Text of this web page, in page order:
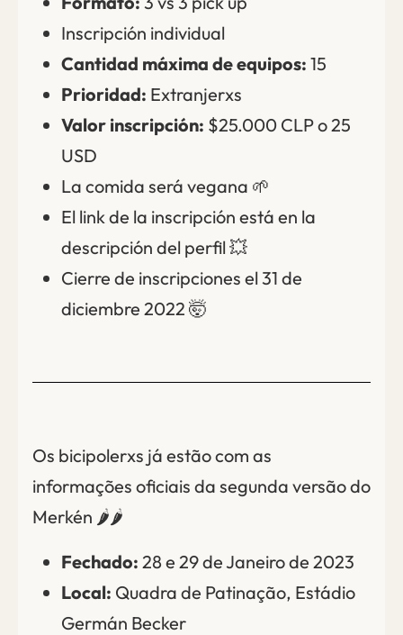
Inscripción individual
Cantidad máxima de equipos: 15
Prioridad: Extranjerxs
Valor inscripción: $25.000 CLP o 25
USD
La comida será vegana 🌱
El link de la inscripción está en la
descripción del perfil 💥
Cierre de inscripciones el 31 de
diciembre 2022 🤯
Os bicipolerxs já estão com as
informações oficiais da segunda versão do
Merkén 🌶️🌶️
Fechado: 28 e 29 de Janeiro de 2023
Local: Quadra de Patinação, Estádio
Germán Becker